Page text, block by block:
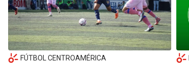
FÚTBOL CENTROAMÉRICA